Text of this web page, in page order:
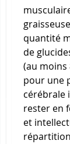
quantité
de
(au moins
pour une
cérébrale
rester en
et